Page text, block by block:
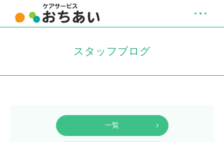
スタッフブログ
一覧